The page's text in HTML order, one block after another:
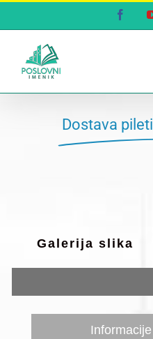
Dostava
Galerija slika
Informacije